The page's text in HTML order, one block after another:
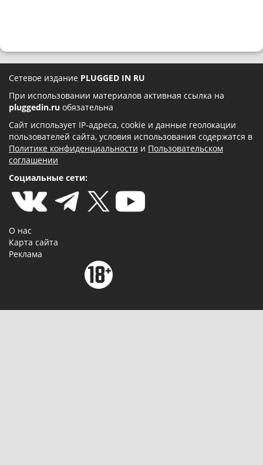
Сетевое издание PLUGGED IN RU
При использовании материалов активная ссылка на
pluggedin.ru обязательна
Сайт использует IP-адреса, cookie и данные геолокации
пользователей сайта, условия использования содержатся в
Политике конфиденциальности и Пользовательском
соглашении
Социальные сети:
О нас
Карта сайта
Реклама